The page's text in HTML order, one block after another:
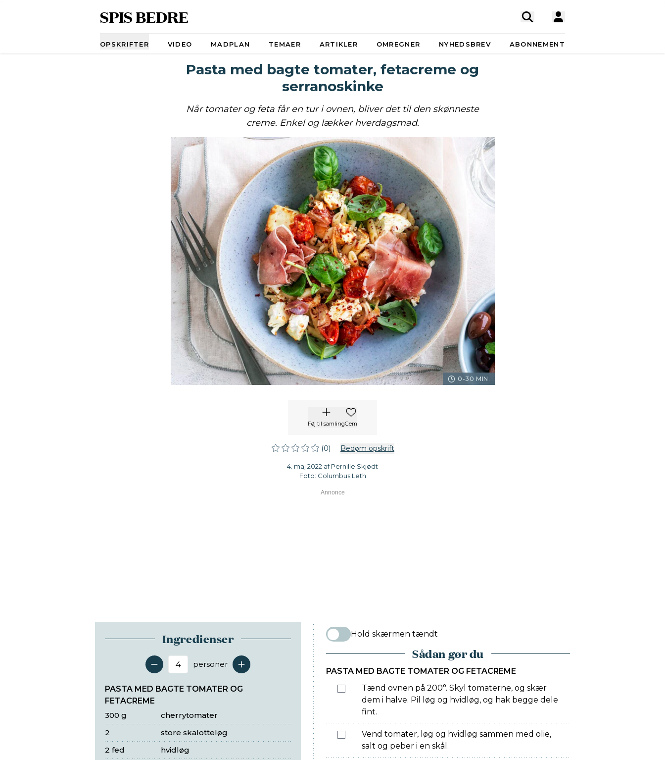
SPIS BEDRE
OPSKRIFTER VIDEO MADPLAN TEMAER ARTIKLER OMREGNER NYHEDSBREV ABONNEMENT
Pasta med bagte tomater, fetacreme og
serranoskinke
Når tomater og feta får en tur i ovnen, bliver det til den skønneste
creme. Enkel og lækker hverdagsmad.
0-30 MIN.
Føj til samlingGem
(0) Bedøm opskrift
4. maj 2022 af Pernille Skjødt
Foto: Columbus Leth
Ingredienser
Antal serveringer
personer
PASTA MED BAGTE TOMATER OG
FETACREME
cherrytomater
300 g
store skalotteløg
2
hvidløg
2 fed
Hold skærmen tændt
Sådan gør du
PASTA MED BAGTE TOMATER OG FETACREME
Tænd ovnen på 200°. Skyl tomaterne, og skær
dem i halve. Pil løg og hvidløg, og hak begge dele
fint.
Vend tomater, løg og hvidløg sammen med olie,
salt og peber i en skål.